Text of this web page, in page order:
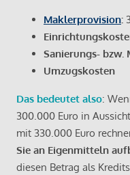
Maklerprovision:
Sanierungs- bzw.
Umzugskosten
Das bedeutet also:
300.000 Euro in
mit 330.000 Euro
Sie an Eigenmitteln
diesen Betrag als